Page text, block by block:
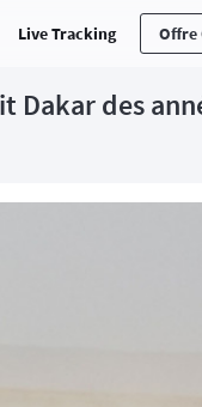
Live Tracking Offre
des